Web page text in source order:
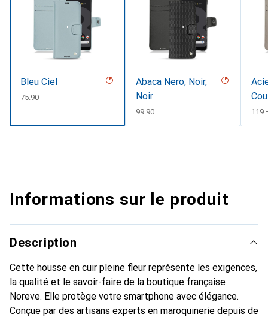
Bleu Ciel
CHF
75.90
Abaca Nero, Noir,
Noir
CHF
99.90 CHF
Informations sur le produit
Description
Cette housse en cuir pleine fleur représente les exigences,
la qualité et le savoir-faire de la boutique française
Noreve. Elle protège votre smartphone avec élégance.
Conçue par des artisans experts en maroquinerie depuis de